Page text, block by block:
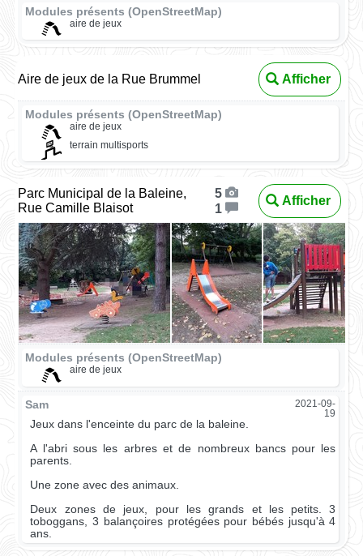
Modules présents (OpenStreetMap)
aire de jeux
Aire de jeux de la Rue Brummel Afficher
Modules présents (OpenStreetMap)
aire de jeux
terrain multisports
Parc Municipal de la Baleine,
Rue Camille Blaisot
5
1
Afficher
Modules présents (OpenStreetMap)
aire de jeux
Sam
2021-09-
19
Jeux dans l'enceinte du parc de la baleine.
A l'abri sous les arbres et de nombreux bancs pour les
parents.
Une zone avec des animaux.
Deux zones de jeux, pour les grands et les petits. 3
toboggans, 3 balançoires protégées pour bébés jusqu'à 4
ans.